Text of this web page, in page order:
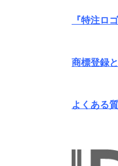
『特注ロ
商標登録
よくある